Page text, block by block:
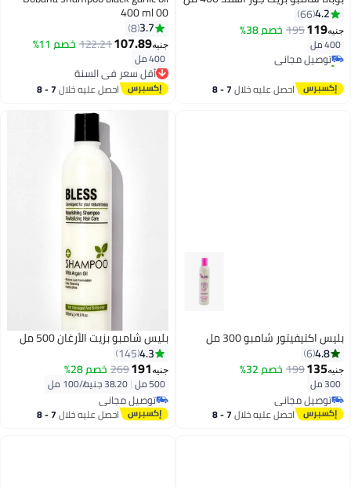
4.2
66
جنيه119
195 خصم 38%
400 ملتوصيل مجاني
تم بيع +30 مؤخرًا
احصل عليه خلال 7 - 8
اغسطس
400 ml 00
3.7
8
جنيه107.89
122.21خصم 11%
400 ملأقل سعر في السنة
توصيل مجاني
أقل سعر في السنة
احصل عليه خلال 7 - 8
اغسطس
بليس اكتيفيتور شامبو 300 مل
4.8
6
جنيه135
199 خصم 32%
300 مل
توصيل مجاني
توصيل مجانياحصل عليه خلال 7 - 8
بليس شامبو بزيت الأرغان 500 مل
4.3
145
جنيه191
269 خصم 28%
500 مل |
توصيل مجاني
توصيل مجانياحصل عليه خلال 7 - 8